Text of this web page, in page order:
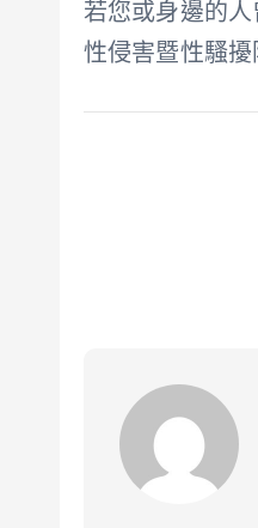
若您或身邊的
性侵害暨性騷擾